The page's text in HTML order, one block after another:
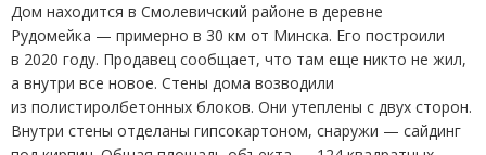
Дом находится в Смолевичский районе в деревне
Рудомейка — примерно в 30 км от Минска. Его построили
в 2020 году. Продавец сообщает, что там еще никто не жил,
а внутри все новое. Стены дома возводили
из полистиролбетонных блоков. Они утеплены с двух сторон.
Внутри стены отделаны гипсокартоном, снаружи — сайдинг